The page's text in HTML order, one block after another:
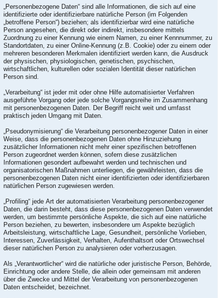
„Personenbezogene Daten“ sind alle Informationen, die sich auf eine
identifizierte oder identifizierbare natürliche Person (im Folgenden
„betroffene Person“) beziehen; als identifizierbar wird eine natürliche
Person angesehen, die direkt oder indirekt, insbesondere mittels
Zuordnung zu einer Kennung wie einem Namen, zu einer Kennnummer, zu
Standortdaten, zu einer Online-Kennung (z.B. Cookie) oder zu einem oder
mehreren besonderen Merkmalen identifiziert werden kann, die Ausdruck
der physischen, physiologischen, genetischen, psychischen,
wirtschaftlichen, kulturellen oder sozialen Identität dieser natürlichen
Person sind.
„Verarbeitung“ ist jeder mit oder ohne Hilfe automatisierter Verfahren
ausgeführte Vorgang oder jede solche Vorgangsreihe im Zusammenhang
mit personenbezogenen Daten. Der Begriff reicht weit und umfasst
praktisch jeden Umgang mit Daten.
„Pseudonymisierung“ die Verarbeitung personenbezogener Daten in einer
Weise, dass die personenbezogenen Daten ohne Hinzuziehung
zusätzlicher Informationen nicht mehr einer spezifischen betroffenen
Person zugeordnet werden können, sofern diese zusätzlichen
Informationen gesondert aufbewahrt werden und technischen und
organisatorischen Maßnahmen unterliegen, die gewährleisten, dass die
personenbezogenen Daten nicht einer identifizierten oder identifizierbaren
natürlichen Person zugewiesen werden.
„Profiling“ jede Art der automatisierten Verarbeitung personenbezogener
Daten, die darin besteht, dass diese personenbezogenen Daten verwendet
werden, um bestimmte persönliche Aspekte, die sich auf eine natürliche
Person beziehen, zu bewerten, insbesondere um Aspekte bezüglich
Arbeitsleistung, wirtschaftliche Lage, Gesundheit, persönliche Vorlieben,
Interessen, Zuverlässigkeit, Verhalten, Aufenthaltsort oder Ortswechsel
dieser natürlichen Person zu analysieren oder vorherzusagen.
Als „Verantwortlicher“ wird die natürliche oder juristische Person, Behörde,
Einrichtung oder andere Stelle, die allein oder gemeinsam mit anderen
über die Zwecke und Mittel der Verarbeitung von personenbezogenen
Daten entscheidet, bezeichnet.